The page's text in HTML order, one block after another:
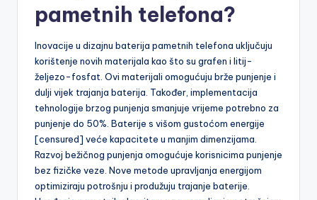
pametnih telefona?
Inovacije u dizajnu baterija pametnih telefona uključuju
korištenje novih materijala kao što su grafen i litij-
željezo-fosfat. Ovi materijali omogućuju brže punjenje i
dulji vijek trajanja baterija. Također, implementacija
tehnologije brzog punjenja smanjuje vrijeme potrebno za
punjenje do 50%. Baterije s višom gustoćom energije
[censured] veće kapacitete u manjim dimenzijama.
Razvoj bežičnog punjenja omogućuje korisnicima punjenje
bez fizičke veze. Nove metode upravljanja energijom
optimiziraju potrošnju i produžuju trajanje baterije.